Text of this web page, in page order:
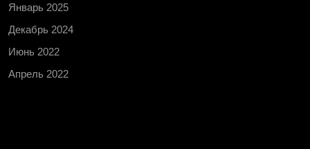
Январь 2025
Декабрь 2024
Июнь 2022
Апрель 2022